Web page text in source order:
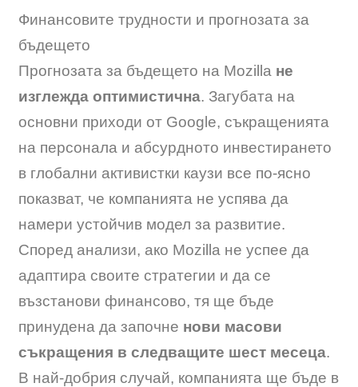
Финансовите трудности и прогнозата за
бъдещето
Прогнозата за бъдещето на Mozilla не
изглежда оптимистична. Загубата на
основни приходи от Google, съкращенията
на персонала и абсурдното инвестирането
в глобални активистки каузи все по-ясно
показват, че компанията не успява да
намери устойчив модел за развитие.
Според анализи, ако Mozilla не успее да
адаптира своите стратегии и да се
възстанови финансово, тя ще бъде
принудена да започне нови масови
съкращения в следващите шест месеца.
В най-добрия случай, компанията ще бъде в